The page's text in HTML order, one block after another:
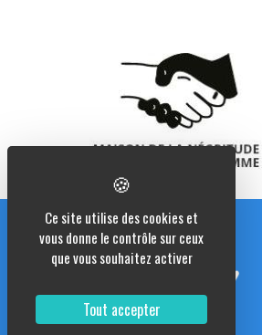
Ce site utilise des cookies et
vous donne le contrôle sur ceux
que vous souhaitez activer
Tout accepter